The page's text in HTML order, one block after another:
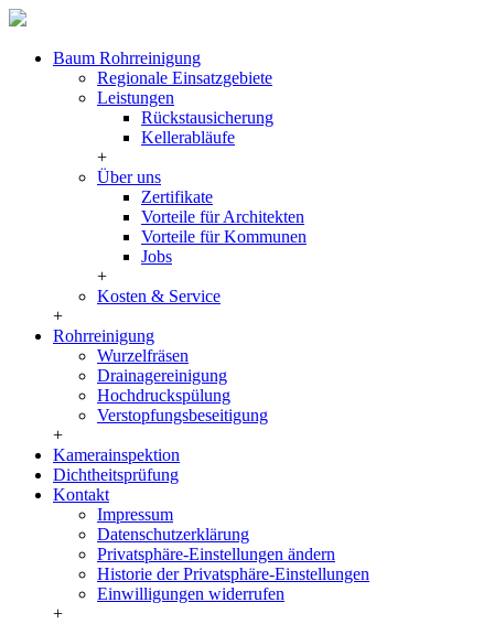
Baum Rohrreinigung
Regionale Einsatzgebiete
Leistungen
Rückstausicherung
Kellerabläufe
+
Über uns
Zertifikate
Vorteile für Architekten
Vorteile für Kommunen
Jobs
+
Kosten & Service
+
Rohrreinigung
Wurzelfräsen
Drainagereinigung
Hochdruckspülung
Verstopfungsbeseitigung
+
Kamerainspektion
Dichtheitsprüfung
Kontakt
Impressum
Datenschutzerklärung
Privatsphäre-Einstellungen ändern
Historie der Privatsphäre-Einstellungen
Einwilligungen widerrufen
+